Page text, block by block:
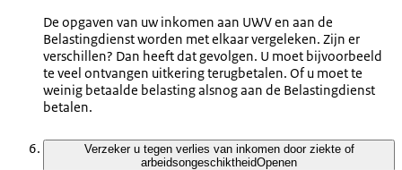
De opgaven van uw inkomen aan UWV en aan de
Belastingdienst worden met elkaar vergeleken. Zijn er
verschillen? Dan heeft dat gevolgen. U moet bijvoorbeeld
te veel ontvangen uitkering terugbetalen. Of u moet te
weinig betaalde belasting alsnog aan de Belastingdienst
betalen.
Verzeker u tegen verlies van inkomen door ziekte of
arbeidsongeschiktheidOpenen